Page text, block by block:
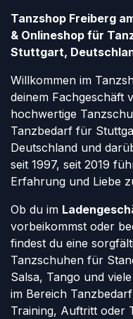
Tanzshop Freiberg
& Onlineshop für
Stuttgart,
Willkommen im
deinem Fachgeschäft
hochwertige
Tanzbedarf für
Deutschland und
seit 1997, seit 2019
Erfahrung und Liebe
Ob du im
vorbeikommst oder
findest du eine
Tanzschuhen für
Salsa, Tango und
im Bereich
Training, Auftritt oder